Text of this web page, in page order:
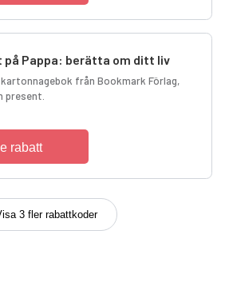
på Pappa: berätta om ditt liv
från Bookmark Förlag,
present.
rabatt
3 fler rabattkoder